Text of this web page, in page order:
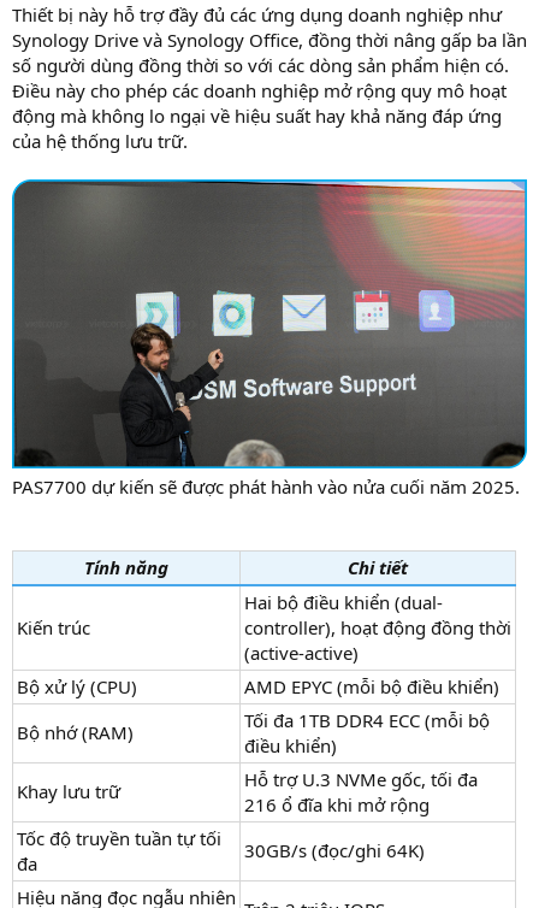
Thiết bị này hỗ trợ đầy đủ các ứng dụng doanh nghiệp như
Synology Drive và Synology Office, đồng thời nâng gấp ba lần
số người dùng đồng thời so với các dòng sản phẩm hiện có.
Điều này cho phép các doanh nghiệp mở rộng quy mô hoạt
động mà không lo ngại về hiệu suất hay khả năng đáp ứng
của hệ thống lưu trữ.
PAS7700 dự kiến sẽ được phát hành vào nửa cuối năm 2025.
Tính năng Chi tiết
Kiến trúc
Hai bộ điều khiển (dual-
controller), hoạt động đồng thời
(active-active)
Bộ xử lý (CPU)
AMD EPYC (mỗi bộ điều khiển)
Bộ nhớ (RAM)
Tối đa 1TB DDR4 ECC (mỗi bộ
điều khiển)
Khay lưu trữ
Hỗ trợ U.3 NVMe gốc, tối đa
216 ổ đĩa khi mở rộng
Tốc độ truyền tuần tự tối
đa
30GB/s (đọc/ghi 64K)
Hiệu năng đọc ngẫu nhiên